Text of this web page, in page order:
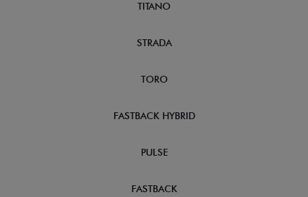
TITANO
STRADA
TORO
FASTBACK HYBRID
PULSE
FASTBACK